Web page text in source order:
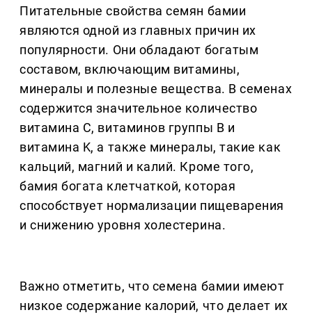
Питательные свойства семян бамии
являются одной из главных причин их
популярности. Они обладают богатым
составом, включающим витамины,
минералы и полезные вещества. В семенах
содержится значительное количество
витамина C, витаминов группы B и
витамина K, а также минералы, такие как
кальций, магний и калий. Кроме того,
бамия богата клетчаткой, которая
способствует нормализации пищеварения
и снижению уровня холестерина.
Важно отметить, что семена бамии имеют
низкое содержание калорий, что делает их